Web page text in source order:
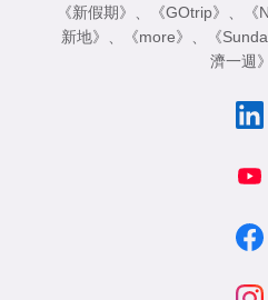
《新假期》 、 《GOtrip》 、
新地》 、 《more》 、 《
濟一週》